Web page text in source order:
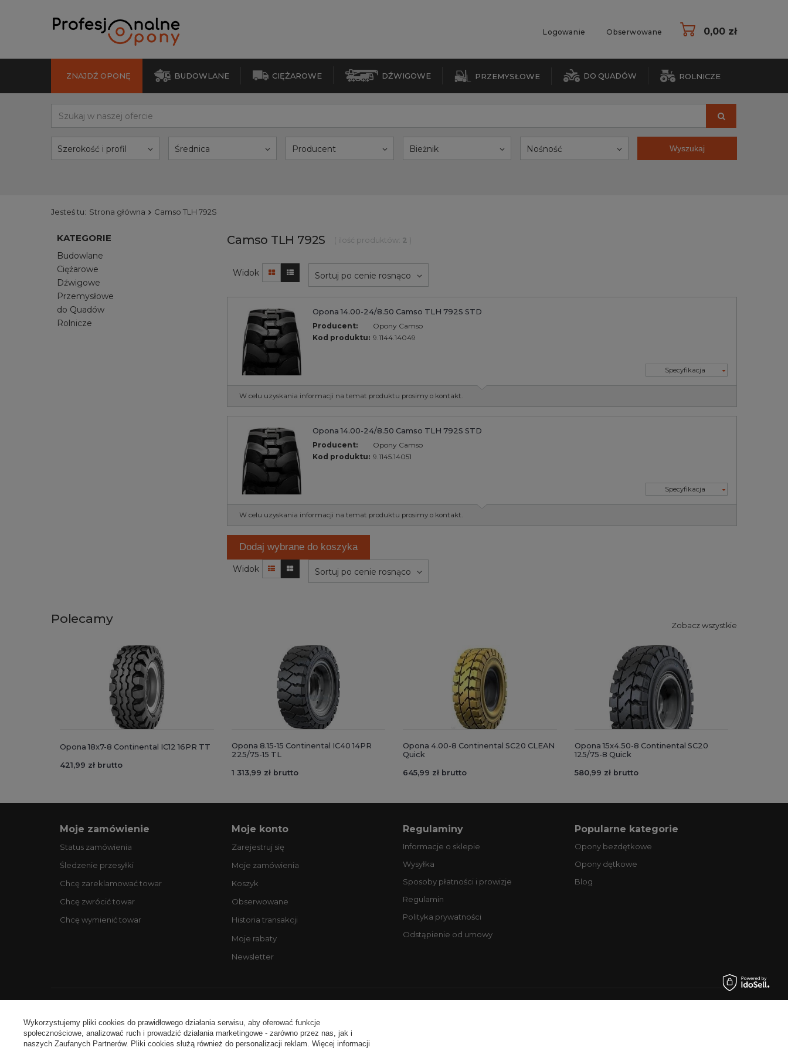
Logowanie Obserwowane 0,00 zł
ZNAJDŹ OPONĘ BUDOWLANE CIĘŻAROWE DŹWIGOWE PRZEMYSŁOWE DO QUADÓW ROLNICZE
Szerokość i profil Średnica Producent Bieżnik Nośność Wyszukaj
Jesteś tu: Strona główna Camso TLH 792S
KATEGORIE
Budowlane
Ciężarowe
Dźwigowe
Przemysłowe
do Quadów
Rolnicze
Camso TLH 792S ( ilość produktów: 2 )
Widok Sortuj po cenie rosnąco
Opona 14.00-24/8.50 Camso TLH 792S STD
Producent:
Opony Camso
Kod produktu: 9.1144.14049
Specyfikacja
W celu uzyskania informacji na temat produktu prosimy o kontakt.
Opona 14.00-24/8.50 Camso TLH 792S STD
Producent:
Opony Camso
Kod produktu: 9.1145.14051
Specyfikacja
W celu uzyskania informacji na temat produktu prosimy o kontakt.
Dodaj wybrane do koszyka
Widok Sortuj po cenie rosnąco
Polecamy Zobacz wszystkie
Opona 18x7-8 Continental IC12 16PR TT
421,99 zł brutto
Opona 8.15-15 Continental IC40 14PR
225/75-15 TL
1 313,99 zł brutto
Opona 4.00-8 Continental SC20 CLEAN
Quick
645,99 zł brutto
Opona 15x4.50-8 Continental SC20
125/75-8 Quick
580,99 zł brutto
Moje zamówienie
Status zamówienia
Śledzenie przesyłki
Chcę zareklamować towar
Chcę zwrócić towar
Chcę wymienić towar
Moje konto
Zarejestruj się
Moje zamówienia
Koszyk
Obserwowane
Historia transakcji
Moje rabaty
Newsletter
Regulaminy
Informacje o sklepie
Wysyłka
Sposoby płatności i prowizje
Regulamin
Polityka prywatności
Odstąpienie od umowy
Popularne kategorie
Opony bezdętkowe
Opony dętkowe
Blog
Wykorzystujemy pliki cookies do prawidłowego działania serwisu, aby oferować funkcje
społecznościowe, analizować ruch i prowadzić działania marketingowe - zarówno przez nas, jak i
naszych Zaufanych Partnerów. Pliki cookies służą również do personalizacji reklam. Więcej informacji